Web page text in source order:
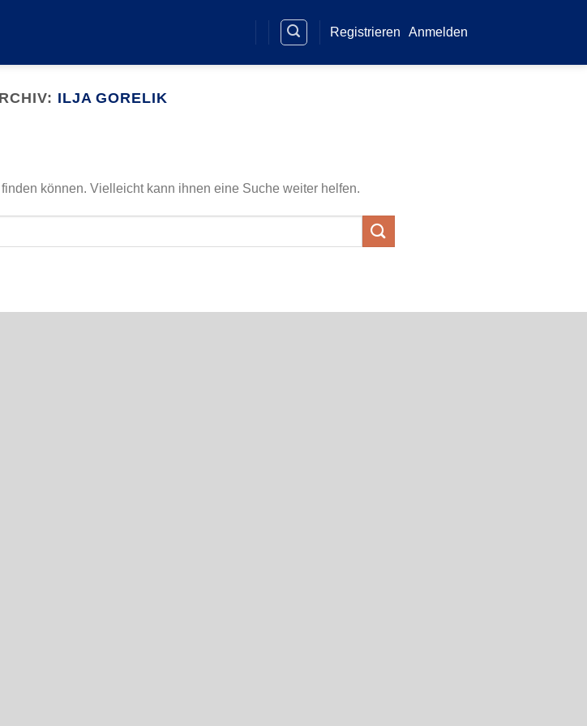
Registrieren Anmelden
ILJA GORELIK
können. Vielleicht kann ihnen eine Suche weiter helfen.